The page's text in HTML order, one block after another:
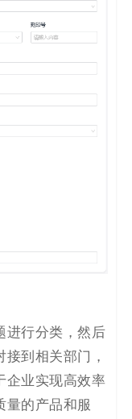
进行分类，然后
到相关部门，
企业实现高效率
量的产品和服